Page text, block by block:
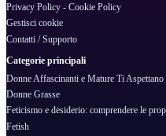
Privacy Policy - Cookie Policy
Gestisci cookie
Contatti / Supporto
Categorie principali
Donne Affascinanti e Mature Ti Aspettano
Donne Grasse
Feticismo e desiderio: comprendere le
Fetish